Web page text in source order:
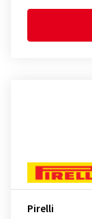
Pirelli